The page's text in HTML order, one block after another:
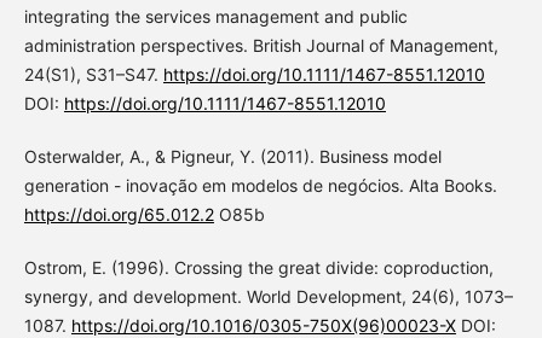
integrating the services management and public
administration perspectives. British Journal of Management,
24(S1), S31–S47. https://doi.org/10.1111/1467-8551.12010
DOI: https://doi.org/10.1111/1467-8551.12010
Osterwalder, A., & Pigneur, Y. (2011). Business model
generation - inovação em modelos de negócios. Alta Books.
https://doi.org/65.012.2O85b
Ostrom, E. (1996). Crossing the great divide: coproduction,
synergy, and development. World Development, 24(6), 1073–
1087. https://doi.org/10.1016/0305-750X(96)00023-XDOI: